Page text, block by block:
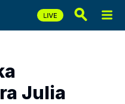
Julia